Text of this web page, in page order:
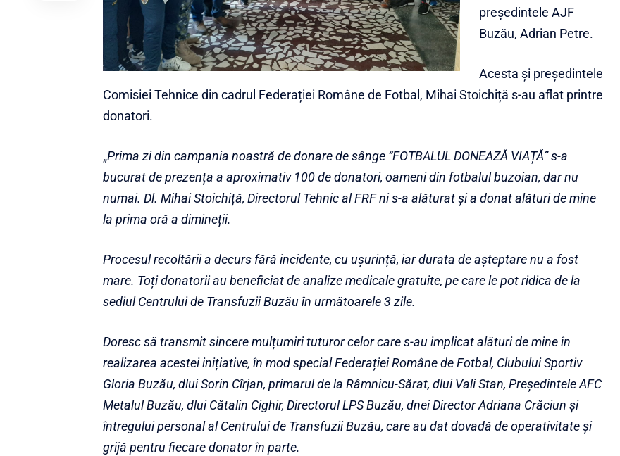
președintele AJF
Buzău, Adrian Petre.
Acesta și președintele
Comisiei Tehnice din cadrul Federației Române de Fotbal, Mihai Stoichiță s-au aflat printre
donatori.
„Prima zi din campania noastră de donare de sânge “FOTBALUL DONEAZĂ VIAȚĂ” s-a
bucurat de prezența a aproximativ 100 de donatori, oameni din fotbalul buzoian, dar nu
numai. Dl. Mihai Stoichiță, Directorul Tehnic al FRF ni s-a alăturat și a donat alături de mine
la prima oră a dimineții.
Procesul recoltării a decurs fără incidente, cu ușurință, iar durata de așteptare nu a fost
mare. Toți donatorii au beneficiat de analize medicale gratuite, pe care le pot ridica de la
sediul Centrului de Transfuzii Buzău în următoarele 3 zile.
Doresc să transmit sincere mulțumiri tuturor celor care s-au implicat alături de mine în
realizarea acestei inițiative, în mod special Federației Române de Fotbal, Clubului Sportiv
Gloria Buzău, dlui Sorin Cîrjan, primarul de la Râmnicu-Sărat, dlui Vali Stan, Președintele AFC
Metalul Buzău, dlui Cătalin Cighir, Directorul LPS Buzău, dnei Director Adriana Crăciun și
întregului personal al Centrului de Transfuzii Buzău, care au dat dovadă de operativitate și
grijă pentru fiecare donator în parte.